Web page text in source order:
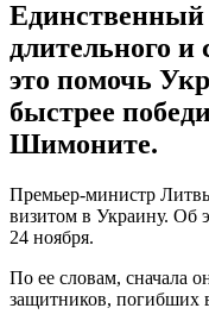
Единственный
длительного и
это помочь
быстрее
Шимоните.
Премьер-министр
визитом в Украину. Об
24 ноября.
По ее словам, сначала
защитников, погибших